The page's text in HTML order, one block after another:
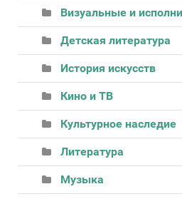
Визуальные и
Детская литература
История искусств
Кино и ТВ
Культурное наследие
Литература
Музыка